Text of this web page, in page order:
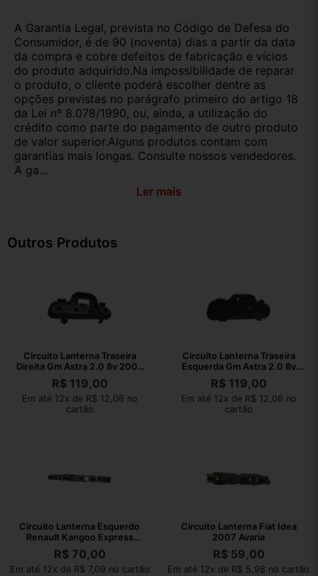
A Garantia Legal, prevista no Código de Defesa do
Consumidor, é de 90 (noventa) dias a partir da data
da compra e cobre defeitos de fabricação e vícios
do produto adquirido.Na impossibilidade de reparar
o produto, o cliente poderá escolher dentre as
opções previstas no parágrafo primeiro do artigo 18
da Lei nº 8.078/1990, ou, ainda, a utilização do
crédito como parte do pagamento de outro produto
de valor superior.Alguns produtos contam com
garantias mais longas. Consulte nossos vendedores.
A ga...
Ler mais
Outros Produtos
Circuito Lanterna Traseira
Direita Gm Astra 2.0 8v 2002
Direito/passageiro
R$119,00
Em até 12x de R$ 12,06 no
cartão
Circuito Lanterna Traseira
Esquerda Gm Astra 2.0 8v
2002 Esquerdo/motorista
R$119,00
Em até 12x de R$ 12,06 no
cartão
Circuito Lanterna Esquerdo
Renault Kangoo Express
2013 2014
Esquerdo/motorista
R$70,00
Em até 12x de R$ 7,09 no cartão
Circuito Lanterna Fiat Idea
2007 Avaria
R$59,00
Em até 12x de R$ 5,98 no cartão